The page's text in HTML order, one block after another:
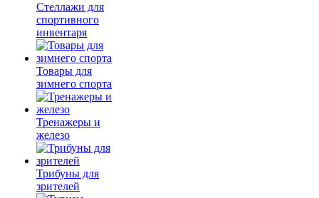
Стеллажи для
спортивного
инвентаря
Товары для
зимнего спорта
Тренажеры и
железо
Трибуны для
зрителей